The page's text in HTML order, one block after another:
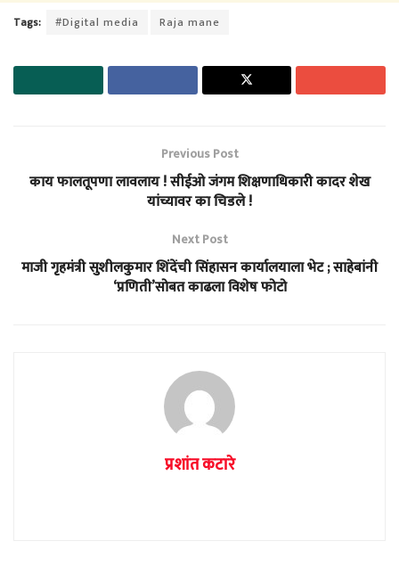
Tags: #Digital media Raja mane
Previous Post
काय फालतूपणा लावलाय ! सीईओ जंगम शिक्षणाधिकारी कादर शेख
यांच्यावर का चिडले !
Next Post
माजी गृहमंत्री सुशीलकुमार शिंदेंची सिंहासन कार्यालयाला भेट ; साहेबांनी
‘प्रणिती’सोबत काढला विशेष फोटो
प्रशांत कटारे